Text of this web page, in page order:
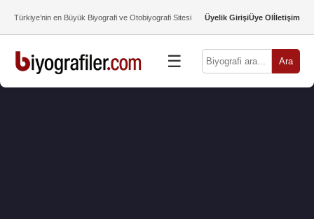
Türkiye’nin en Büyük Biyografi ve Otobiyografi Sitesi Üyelik GirişiÜye Olİletişim
☰ Ara